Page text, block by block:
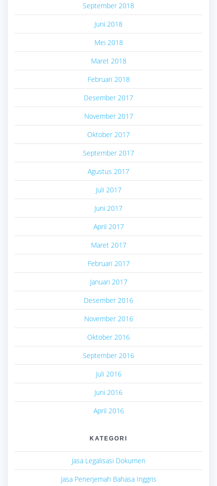
September 2018
Juni 2018
Mei 2018
Maret 2018
Februari 2018
Desember 2017
November 2017
Oktober 2017
September 2017
Agustus 2017
Juli 2017
Juni 2017
April 2017
Maret 2017
Februari 2017
Januari 2017
Desember 2016
November 2016
Oktober 2016
September 2016
Juli 2016
Juni 2016
April 2016
KATEGORI
Jasa Legalisasi Dokumen
Jasa Penerjemah Bahasa Inggris